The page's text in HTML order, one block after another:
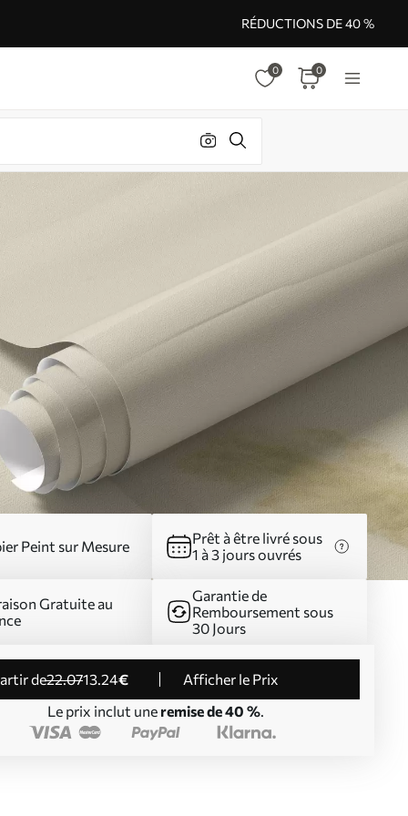
RÉDUCTIONS DE 40 %
0 0
Peint sur Mesure
Prêt à être livré sous
1 à 3 jours ouvrés
Gratuite au
Garantie de
Remboursement sous
30 Jours
de22.0713.24€
Afficher le Prix
Le prix inclut une remise de 40 %.